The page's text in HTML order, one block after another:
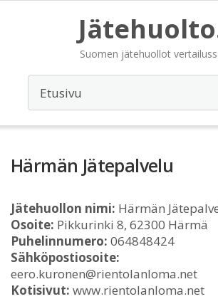
Suomen jätehuollot
Härmän Jätepalvelu
Jätehuollon nimi: Härmän
Osoite: Pikkurinki 8, 62300 Härmä
Puhelinnumero: 064848424
Sähköpostiosoite:
eero.kuronen@rientolanloma.net
Kotisivut: www.rientolanloma.net